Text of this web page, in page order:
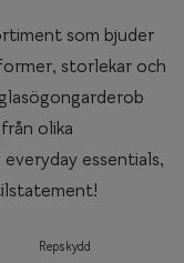
som bjuder
storlekar och
olika
essentials,
Repskydd